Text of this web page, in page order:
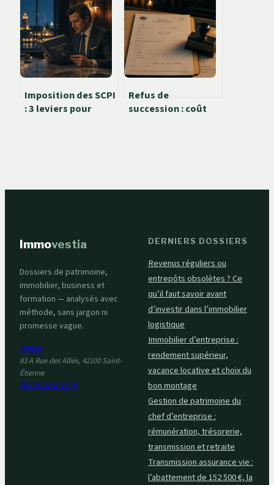
leviers pour
réduire la facture
votre comptabilité
gratuitement
Imposition des SCPI
: 3 leviers pour
Refus de
succession : coût
Immovestia
Dossiers de patrimoine,
immobilier, business et
formation — analysés avec
méthode, sans jargon ni
promesse vague.
OFRAE
83 A Rue des Alliés, 42100 Saint-
Étienne
Tél. 06 08 42 17 10
DERNIERS DOSSIERS
Revenus réguliers ou
entrepôts obsolètes ? Ce
qu’il faut savoir avant
d’investir dans l’immobilier
logistique
Immobilier d’entreprise :
rendement supérieur,
vacance locative et choix du
bon montage
Gestion de patrimoine du
chef d’entreprise :
rémunération, trésorerie,
transmission et retraite
Transmission assurance vie :
l’abattement de 152 500 €, la